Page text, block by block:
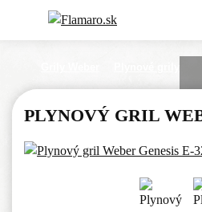
PLYNOVÝ GRIL